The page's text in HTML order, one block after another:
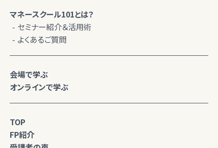
マネースクール101とは？
セミナー紹介＆活用術
よくあるご質問
会場で学ぶ
オンラインで学ぶ
TOP
FP紹介